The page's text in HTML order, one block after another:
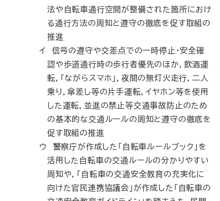
法や自転車通行空間が整備された箇所におけ
る通行方法の周知と遵守の徹底を促す取組の
推進
イ 信号の遵守や交差点での一時停止・安全確
認や歩道通行時の歩行者優先のほか，飲酒運
転，「ながらスマホ」，夜間の無灯火走行，二人
乗り，傘差し等の片手運転，イヤホン等を使用
した運転，並進の禁止等交通事故防止のため
の基本的な交通ルールの周知と遵守の徹底を
促す取組の推進
ウ 警察庁が作成した「自転車ルールブック」を
活用した自転車の交通ルールの分かりやすい
周知や，「自転車の交通安全教育の充実化に
向けた官民連携協議会」が作成した「自転車の